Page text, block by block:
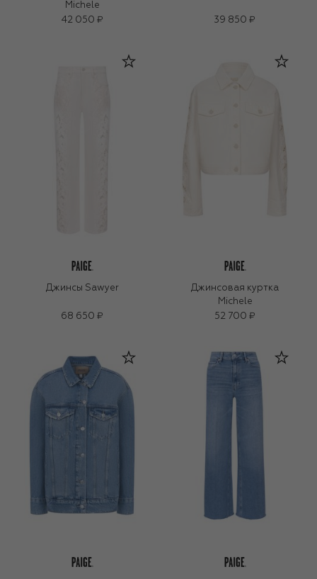
Michele
42 050 ₽
39 850 ₽
Джинсы Sawyer
68 650 ₽
Джинсовая куртка
Michele
52 700 ₽